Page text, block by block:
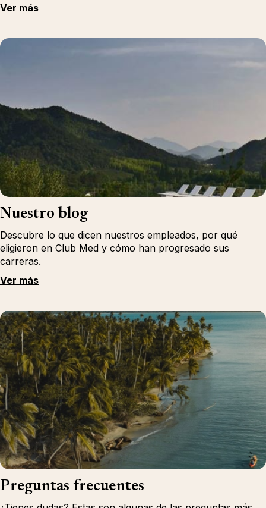
Ver más
Nuestro blog
Descubre lo que dicen nuestros empleados, por qué
eligieron en Club Med y cómo han progresado sus
carreras.
Ver más
Preguntas frecuentes